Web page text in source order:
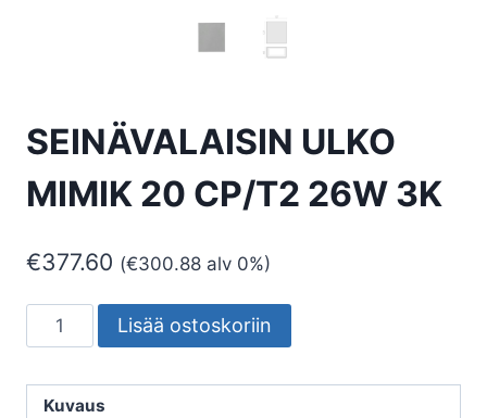
SEINÄVALAISIN ULKO
MIMIK 20 CP/T2 26W 3K
€377.60 (€300.88 alv 0%)
SEINÄVALAISIN
ULKO
20
Lisää ostoskoriin
Kuvaus